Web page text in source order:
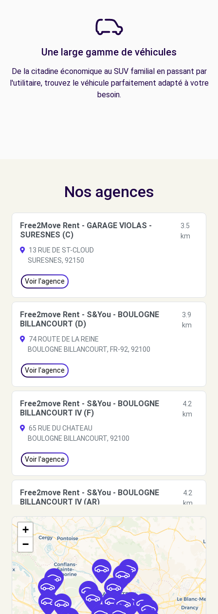
Une large gamme de véhicules
De la citadine économique au SUV familial en passant par
l'utilitaire, trouvez le véhicule parfaitement adapté à votre
besoin.
Nos agences
Free2Move Rent - GARAGE VIOLAS -
SURESNES (C)
3.5
km
13 RUE DE ST-CLOUD
SURESNES, 92150
Voir l'agence
Free2move Rent - S&You - BOULOGNE
BILLANCOURT (D)
3.9
km
74 ROUTE DE LA REINE
BOULOGNE BILLANCOURT, FR-92, 92100
Voir l'agence
Free2move Rent - S&You - BOULOGNE
BILLANCOURT IV (F)
4.2
km
65 RUE DU CHATEAU
BOULOGNE BILLANCOURT, 92100
Voir l'agence
Free2move Rent - S&You - BOULOGNE
BILLANCOURT IV (AR)
4.2
km
65 RUE DU CHATEAU
BOULOGNE BILLANCOURT, 92100
Voir l'agence
Free2Move Rent - GARAGE PATRICK THEUX
- NANTERRE (C)
4.2
km
119 RUE DES SUISSES
+
−